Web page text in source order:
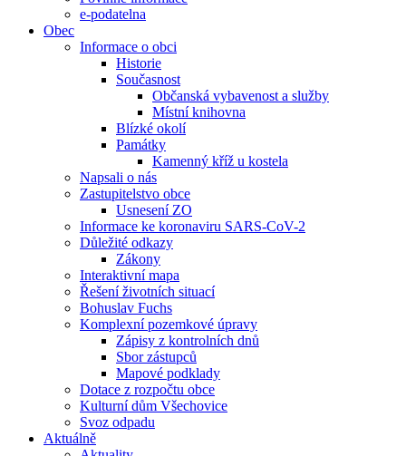
e-podatelna
Obec
Informace o obci
Historie
Současnost
Občanská vybavenost a služby
Místní knihovna
Blízké okolí
Památky
Kamenný kříž u kostela
Napsali o nás
Zastupitelstvo obce
Usnesení ZO
Informace ke koronaviru SARS-CoV-2
Důležité odkazy
Zákony
Interaktivní mapa
Řešení životních situací
Bohuslav Fuchs
Komplexní pozemkové úpravy
Zápisy z kontrolních dnů
Sbor zástupců
Mapové podklady
Dotace z rozpočtu obce
Kulturní dům Všechovice
Svoz odpadu
Aktuálně